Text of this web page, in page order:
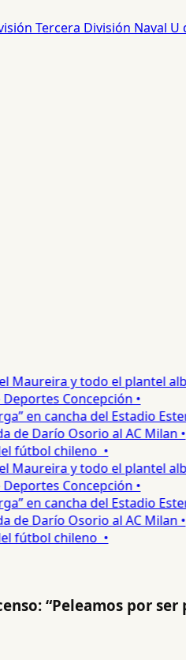
Tercera División Naval U
y todo el plantel
Concepción •
en cancha del Estadio Ester
Darío Osorio al AC Milan •
fútbol chileno •
y todo el plantel
Concepción •
en cancha del Estadio Ester
Darío Osorio al AC Milan •
fútbol chileno •
“Peleamos por ser